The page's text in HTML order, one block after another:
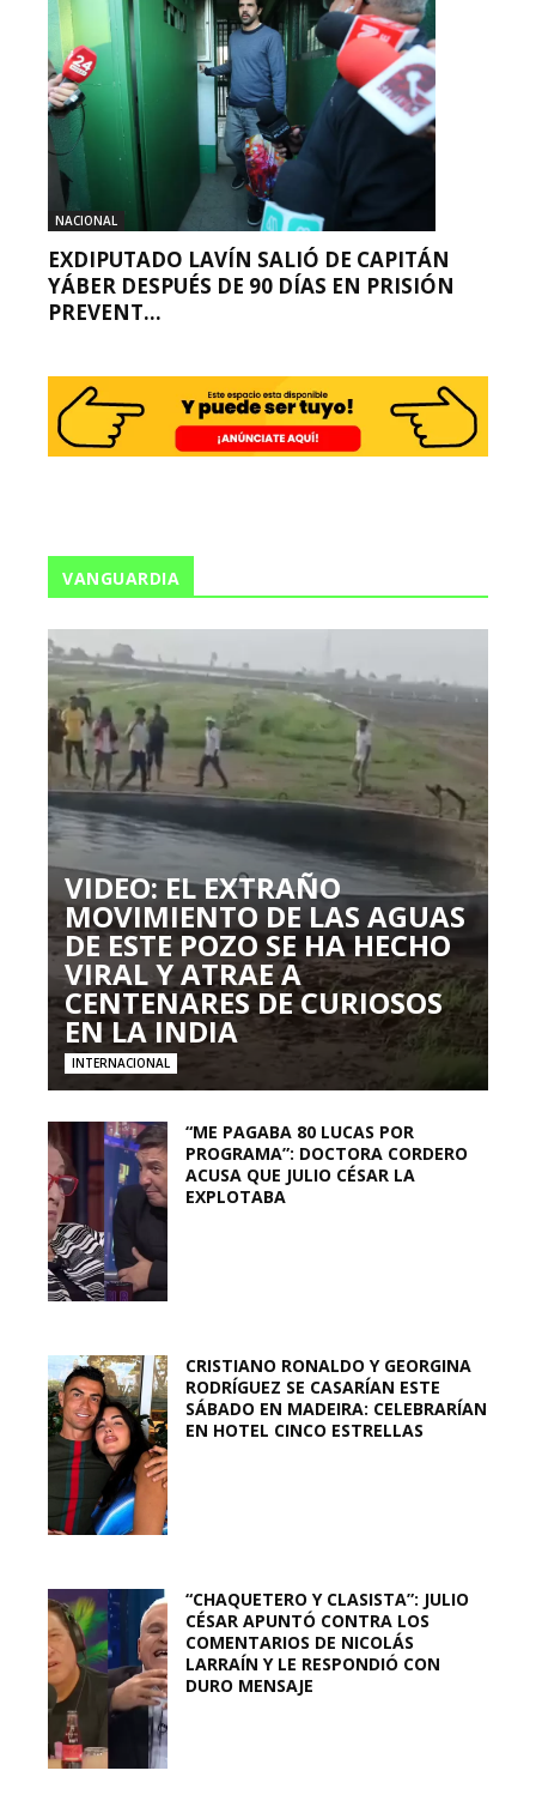
NACIONAL
EXDIPUTADO LAVÍN SALIÓ DE CAPITÁN
YÁBER DESPUÉS DE 90 DÍAS EN PRISIÓN
PREVENT...
VANGUARDIA
VIDEO: EL EXTRAÑO
MOVIMIENTO DE LAS AGUAS
DE ESTE POZO SE HA HECHO
VIRAL Y ATRAE A
CENTENARES DE CURIOSOS
EN LA INDIA
INTERNACIONAL
“ME PAGABA 80 LUCAS POR
PROGRAMA”: DOCTORA CORDERO
ACUSA QUE JULIO CÉSAR LA
EXPLOTABA
CRISTIANO RONALDO Y GEORGINA
RODRÍGUEZ SE CASARÍAN ESTE
SÁBADO EN MADEIRA: CELEBRARÍAN
EN HOTEL CINCO ESTRELLAS
“CHAQUETERO Y CLASISTA”: JULIO
CÉSAR APUNTÓ CONTRA LOS
COMENTARIOS DE NICOLÁS
LARRAÍN Y LE RESPONDIÓ CON
DURO MENSAJE